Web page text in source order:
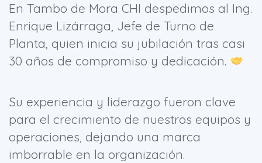
En Tambo de Mora CHI despedimos al Ing.
Enrique Lizárraga, Jefe de Turno de
Planta, quien inicia su jubilación tras casi
30 años de compromiso y dedicación.
Su experiencia y liderazgo fueron clave
para el crecimiento de nuestros equipos y
operaciones, dejando una marca
imborrable en la organización.